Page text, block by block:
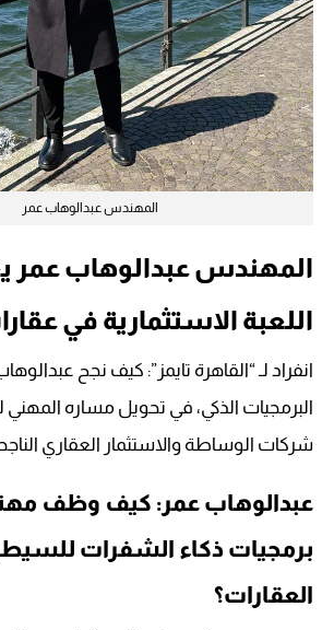
المهندس عبدالوهاب عمر
المهندس عبدالوهاب عمر
اللعبة الاستثمارية في
انفراد لـ “القاهرة تايمز”: كيف نجح
البرمجيات الذكي، في تحويل مساره المهني
شركات الوساطة والاستثمار العقاري
عبدالوهاب عمر: كيف وظف
برمجيات ذكاء الشفرات
العقارات؟